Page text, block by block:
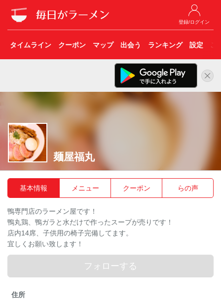
登録/ログイン
タイムライン クーポン マップ 出会う ランキング 設定 こ
麺屋福丸
基本情報 メニュー クーポン らの声
鴨専門店のラーメン屋です！
鴨丸鶏、鴨ガラと水だけで作ったスープが売りです！
店内14席、子供用の椅子完備してます。
宜しくお願い致します！
フォローする
住所